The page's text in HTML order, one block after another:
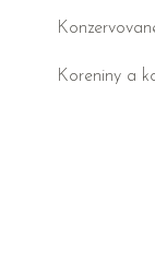
Koreniny a